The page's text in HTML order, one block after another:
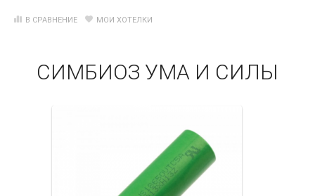
В СРАВНЕНИЕ МОИ ХОТЕЛКИ
СИМБИОЗ УМА И СИЛЫ